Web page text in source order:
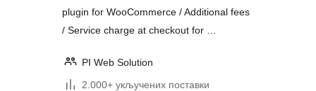
plugin for WooCommerce / Additional fees
/ Service charge at checkout for …
PI Web Solution
2.000+ укључених поставки